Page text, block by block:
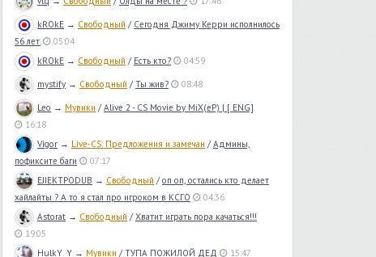
kROkE → Свободный / Сегодня Джиму Керри исполнилось
56 лет.
05:04
kROkE → Свободный / Есть кто? 04:59
mystify → Свободный /Ты жив? 08:48
Leo → Мувики /Alive 2 - CS Movie by MiX(eP) | [ ENG]
16:18
Vigor → Live-CS: Предложения и замечан /Админы,
пофиксите баги
07:17
EJIEKTPODUB → Свободный /оп оп, остались кто делает
хайлайты ? А то я стал про игроком в КСГО
04:36
Astorat → Свободный /Хватит играть пора качаться!!!
19:05
HulkY_Y → Мувики /ТУПА ПОЖИЛОЙ ДЕД 15:47